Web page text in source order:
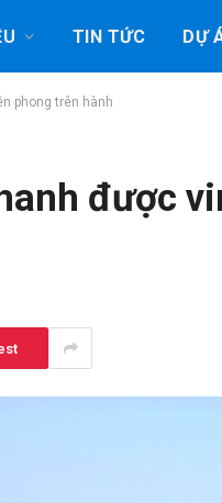
TIN TỨC DỰ
phong trên hành
được